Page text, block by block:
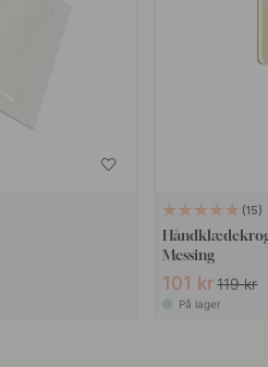
15
Håndklædekrog
Messing
101 kr 119 kr
På lager